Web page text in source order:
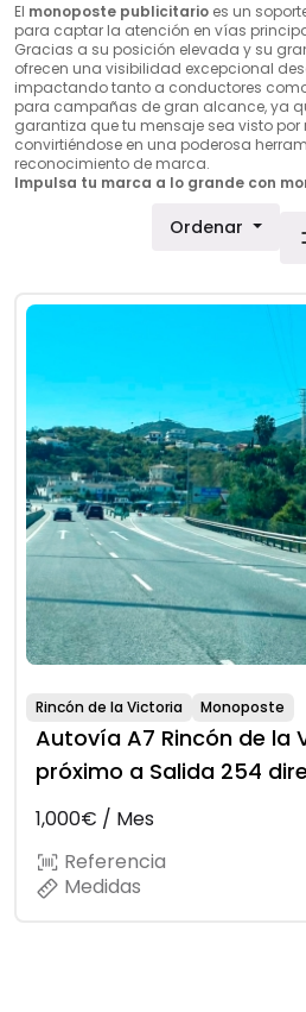
El monoposte publicitario es un
para captar la atención en vías
Gracias a su posición elevada y su
ofrecen una visibilidad excepcional
impactando tanto a conductores
para campañas de gran alcance, ya
garantiza que tu mensaje sea visto
convirtiéndose en una poderosa
reconocimiento de marca.
Impulsa tu marca a lo grande con
Ordenar
Rincón de la Victoria Monoposte
Autovía A7 Rincón de la
próximo a Salida 254
Málaga/Almería
1,000€ / Mes
Referencia
Medidas